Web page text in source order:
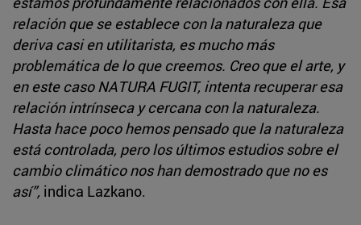
relación que se establece con la naturaleza que
deriva casi en utilitarista, es mucho más
problemática de lo que creemos. Creo que el arte, y
en este caso NATURA FUGIT, intenta recuperar esa
relación intrínseca y cercana con la naturaleza.
Hasta hace poco hemos pensado que la naturaleza
está controlada, pero los últimos estudios sobre el
cambio climático nos han demostrado que no es
así”, indica Lazkano.